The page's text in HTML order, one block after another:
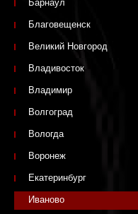
Барнаул
Благовещенск
Великий Новгород
Владивосток
Владимир
Волгоград
Вологда
Воронеж
Екатеринбург
Иваново